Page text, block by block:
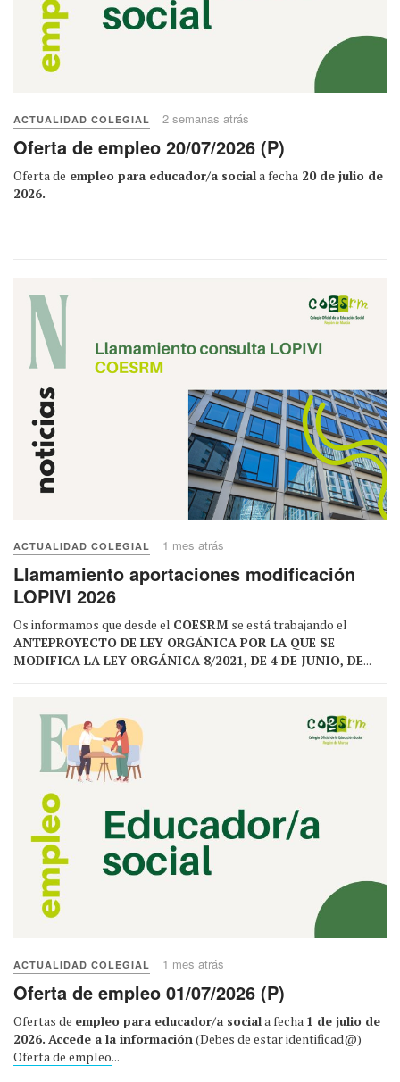
ACTUALIDAD COLEGIAL 2 semanas atrás
Oferta de empleo 20/07/2026 (P)
Oferta de empleo para educador/a sociala fecha 20 de julio de
2026.
ACTUALIDAD COLEGIAL 1 mes atrás
Llamamiento aportaciones modificación
LOPIVI 2026
Os informamos que desde el COESRM se está trabajando el
ANTEPROYECTO DE LEY ORGÁNICA POR LA QUE SE
MODIFICA LA LEY ORGÁNICA 8/2021, DE 4 DE JUNIO, DE...
ACTUALIDAD COLEGIAL 1 mes atrás
Oferta de empleo 01/07/2026 (P)
Ofertas de empleo para educador/a sociala fecha 1 de julio de
2026. Accede a la información(Debes de estar identificad@)
Oferta de empleo...